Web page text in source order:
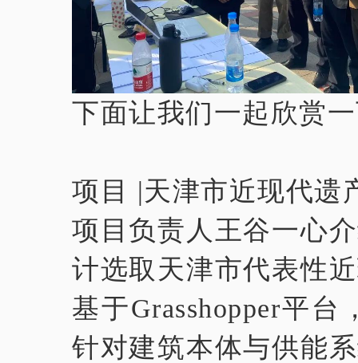
下面让我们一起欣赏
项目 |天津市近现代遗
项目负责人王谷一心
计选取天津市代表性
基于Grasshopper平
针对建筑本体与供能